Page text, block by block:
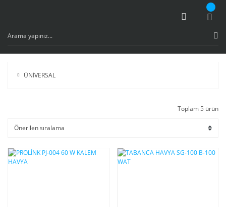
ÜNİVERSAL
Toplam 5 ürün